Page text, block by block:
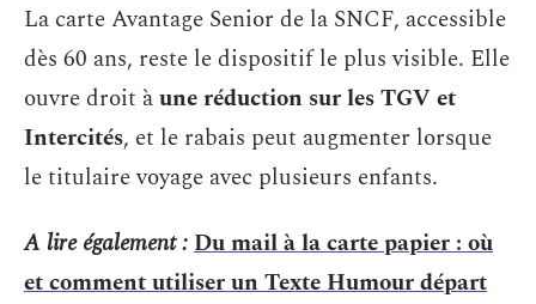
La carte Avantage Senior de la SNCF, accessible
dès 60 ans, reste le dispositif le plus visible. Elle
ouvre droit àune réduction sur les TGV et
Intercités, et le rabais peut augmenter lorsque
le titulaire voyage avec plusieurs enfants.
A lire également :Du mail à la carte papier : où
et comment utiliser un Texte Humour départ